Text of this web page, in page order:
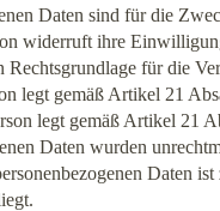
Daten sind für die
widerruft ihre
Rechtsgrundlage für die
legt gemäß Artikel 21
legt gemäß Artikel 21
Daten wurden
Daten